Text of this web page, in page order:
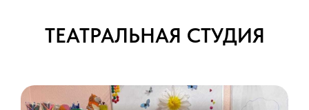
ТЕАТРАЛЬНАЯ СТУДИЯ